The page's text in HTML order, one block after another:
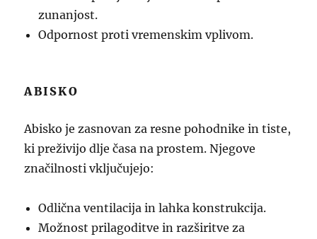
zunanjost.
Odpornost proti vremenskim vplivom.
ABISKO
Abisko je zasnovan za resne pohodnike in tiste,
ki preživijo dlje časa na prostem. Njegove
značilnosti vključujejo:
Odlična ventilacija in lahka konstrukcija.
Možnost prilagoditve in razširitve za